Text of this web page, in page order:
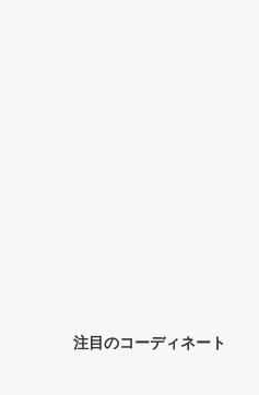
注目のコーディネート